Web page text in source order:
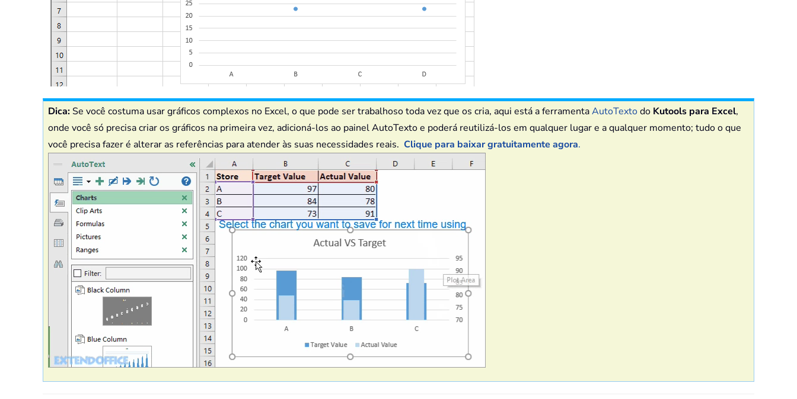
Dica: Se você costuma usar gráficos complexos no Excel, o que pode ser trabalhoso toda vez que os cria, aqui está a ferramentaAutoTextodo Kutools para Excel,
onde você só precisa criar os gráficos na primeira vez, adicioná-los ao painel AutoTexto e poderá reutilizá-los em qualquer lugar e a qualquer momento; tudo o que
você precisa fazer é alterar as referências para atender às suas necessidades reais. Clique para baixar gratuitamente agora.